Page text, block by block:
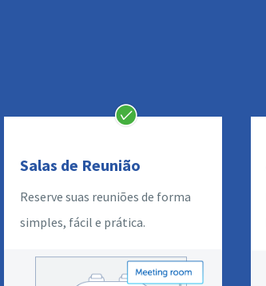
Salas de Reunião
Reserve suas reuniões de forma
simples, fácil e prática.